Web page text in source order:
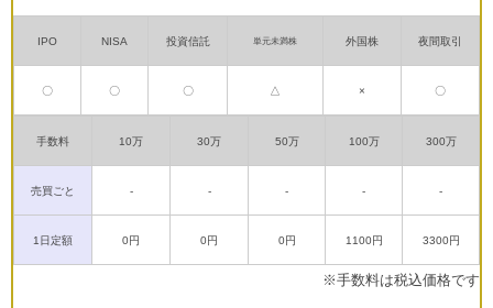
IPO NISA 投資信託 単元未満株 外国株 夜間取引
〇 〇 〇 △ × 〇
手数料 10万 30万 50万 100万 300万
売買ごと - - - - -
1日定額 0円 0円 0円 1100円 3300円
※手数料は税込価格です